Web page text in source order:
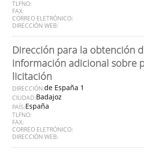
TLFNO:
FAX:
CORREO ELETRÓNICO:
DIRECCIÓN WEB:
Dirección para la obtención
información adicional sobre
licitación
DIRECCIÓN:de España 1
CIUDAD:Badajoz
PAÍS:España
TLFNO:
FAX:
CORREO ELETRÓNICO:
DIRECCIÓN WEB: